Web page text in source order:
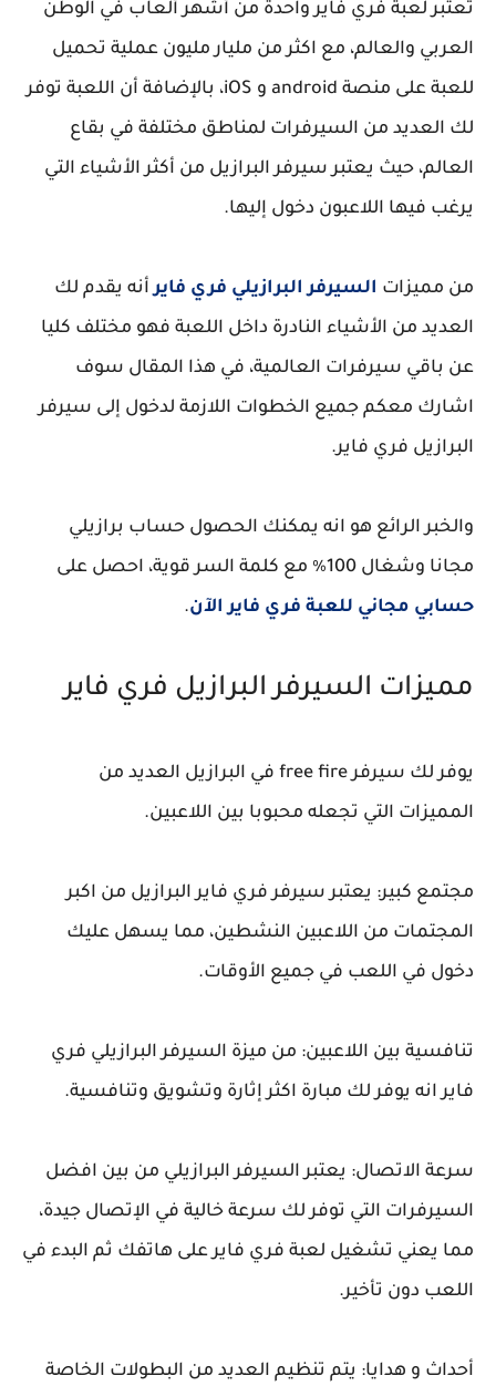
تعتبر لعبة فري فاير واحدة من أشهر ألعاب في الوطن
العربي والعالم، مع اكثر من مليار مليون عملية تحميل
للعبة على منصة android و iOS، بالإضافة أن اللعبة توفر
لك العديد من السيرفرات لمناطق مختلفة في بقاع
العالم، حيث يعتبر سيرفر البرازيل من أكثر الأشياء التي
يرغب فيها اللاعبون دخول إليها.
من مميزات السيرفر البرازيلي فري فاير أنه يقدم لك
العديد من الأشياء النادرة داخل اللعبة فهو مختلف كليا
عن باقي سيرفرات العالمية، في هذا المقال سوف
اشارك معكم جميع الخطوات اللازمة لدخول إلى سيرفر
البرازيل فري فاير.
والخبر الرائع هو انه يمكنك الحصول حساب برازيلي
مجانا وشغال 100٪ مع كلمة السر قوية، احصل على
حسابي مجاني للعبة فري فاير الآن.
مميزات السيرفر البرازيل فري فاير
يوفر لك سيرفر free fire في البرازيل العديد من
المميزات التي تجعله محبوبا بين اللاعبين.
مجتمع كبير: يعتبر سيرفر فري فاير البرازيل من اكبر
المجتمات من اللاعبين النشطين، مما يسهل عليك
دخول في اللعب في جميع الأوقات.
تنافسية بين اللاعبين: من ميزة السيرفر البرازيلي فري
فاير انه يوفر لك مبارة اكثر إثارة وتشويق وتنافسية.
سرعة الاتصال: يعتبر السيرفر البرازيلي من بين افضل
السيرفرات التي توفر لك سرعة خالية في الإتصال جيدة،
مما يعني تشغيل لعبة فري فاير على هاتفك ثم البدء في
اللعب دون تأخير.
أحداث و هدايا: يتم تنظيم العديد من البطولات الخاصة